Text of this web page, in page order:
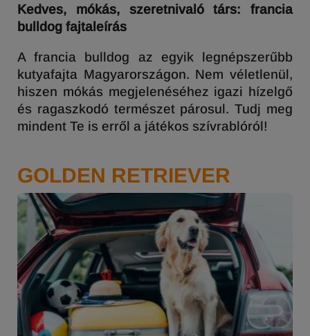
Kedves, mókás, szeretnivaló társ: francia
bulldog fajtaleírás
A francia bulldog az egyik legnépszerűbb
kutyafajta Magyarországon. Nem véletlenül,
hiszen mókás megjelenéséhez igazi hízelgő
és ragaszkodó természet párosul. Tudj meg
mindent Te is erről a játékos szívrablóról!
GOLDEN RETRIEVER